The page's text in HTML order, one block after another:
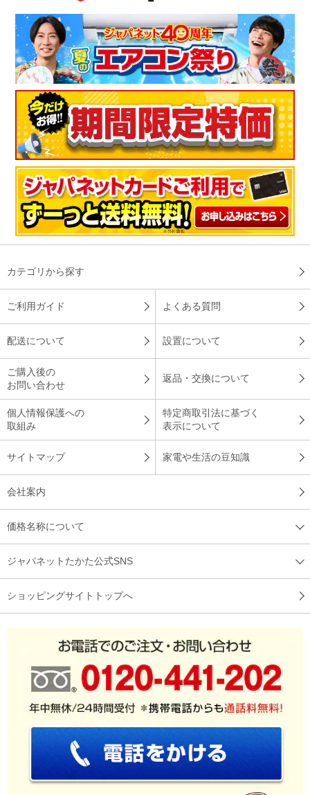
カテゴリから探す
ご利用ガイド よくある質問
配送について 設置について
ご購入後の
お問い合わせ
返品・交換について
個人情報保護への
取組み
特定商取引法に基づく
表示について
サイトマップ 家電や生活の豆知識
会社案内
価格名称について
ジャパネットたかた公式SNS
ショッピングサイトトップへ